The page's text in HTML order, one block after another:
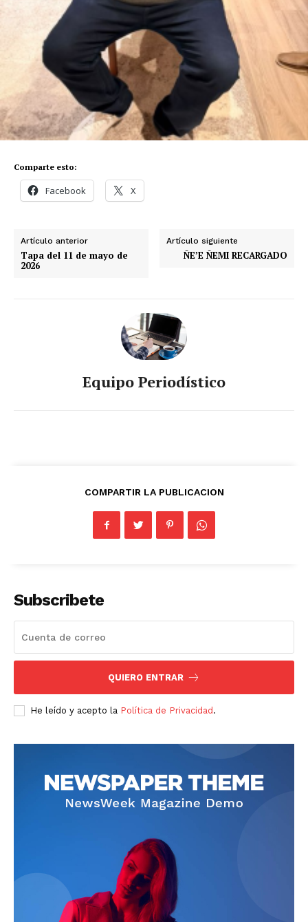
Comparte esto:
Facebook X
Artículo anterior
Tapa del 11 de mayo de
2026
Artículo siguiente
ÑE’E ÑEMI RECARGADO
Equipo Periodístico
COMPARTIR LA PUBLICACION
Subscribete
QUIERO ENTRAR
He leído y acepto la Política de Privacidad .